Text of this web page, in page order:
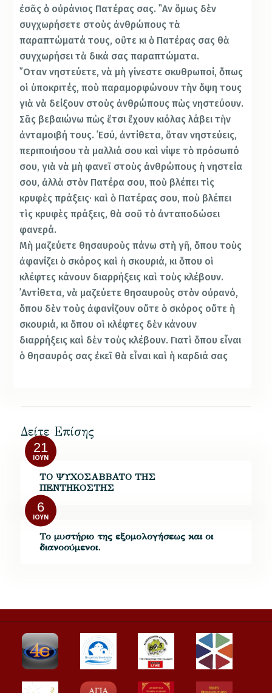
ἐσᾶς ὁ οὐράνιος Πατέρας σας. ῍Αν ὅμως δὲν
συγχωρήσετε στοὺς ἀνθρώπους τὰ
παραπτώματά τους, οὔτε κι ὁ Πατέρας σας θὰ
συγχωρήσει τὰ δικά σας παραπτώματα.
῞Οταν νηστεύετε, νὰ μὴ γίνεστε σκυθρωποί, ὅπως
οἱ ὑποκριτές, ποὺ παραμορφώνουν τὴν ὄψη τους
γιὰ νὰ δείξουν στοὺς ἀνθρώπους πὼς νηστεύουν.
Σᾶς βεβαιώνω πὼς ἔτσι ἔχουν κιόλας λάβει τὴν
ἀνταμοιβή τους. ᾿Εσύ, ἀντίθετα, ὅταν νηστεύεις,
περιποιήσου τὰ μαλλιά σου καὶ νίψε τὸ πρόσωπό
σου, γιὰ νὰ μὴ φανεῖ στοὺς ἀνθρώπους ἡ νηστεία
σου, ἀλλὰ στὸν Πατέρα σου, ποὺ βλέπει τὶς
κρυφὲς πράξεις· καὶ ὁ Πατέρας σου, ποὺ βλέπει
τὶς κρυφὲς πράξεις, θὰ σοῦ τὸ ἀνταποδώσει
φανερά.
Μὴ μαζεύετε θησαυροὺς πάνω στὴ γῆ, ὅπου τοὺς
ἀφανίζει ὁ σκόρος καὶ ἡ σκουριά, κι ὅπου οἱ
κλέφτες κάνουν διαρρήξεις καὶ τοὺς κλέβουν.
᾿Αντίθετα, νὰ μαζεύετε θησαυροὺς στὸν οὐρανό,
ὅπου δὲν τοὺς ἀφανίζουν οὔτε ὁ σκόρος οὔτε ἡ
σκουριά, κι ὅπου οἱ κλέφτες δὲν κάνουν
διαρρήξεις καὶ δὲν τοὺς κλέβουν. Γιατὶ ὅπου εἶναι
ὁ θησαυρός σας ἐκεῖ θὰ εἶναι καὶ ἡ καρδιά σας
Δείτε Επίσης
21
ΙΟΎΝ
ΤΟ ΨΥΧΟΣΑΒΒΑΤΟ ΤΗΣ
ΠΕΝΤΗΚΟΣΤΗΣ
6
ΙΟΎΝ
Το μυστήριο της εξομολογήσεως και οι
διανοούμενοι.